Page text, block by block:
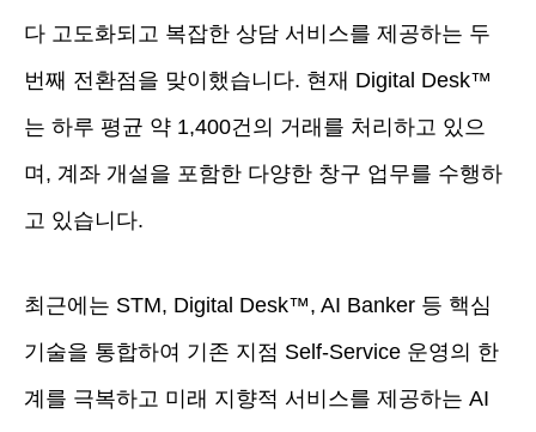
다 고도화되고 복잡한 상담 서비스를 제공하는 두
번째 전환점을 맞이했습니다. 현재 Digital Desk™
는 하루 평균 약 1,400건의 거래를 처리하고 있으
며, 계좌 개설을 포함한 다양한 창구 업무를 수행하
고 있습니다.
최근에는 STM, Digital Desk™, AI Banker 등 핵심
기술을 통합하여 기존 지점 Self-Service 운영의 한
계를 극복하고 미래 지향적 서비스를 제공하는 AI